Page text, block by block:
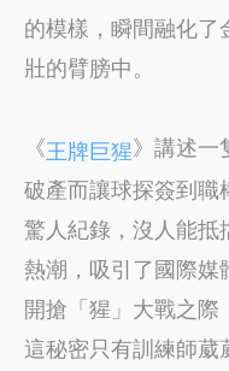
的模樣，瞬間融化
壯的臂膀中。
《王牌巨猩》講述一
破產而讓球探簽到職
驚人紀錄，沒人能抵
熱潮，吸引了國際媒
開搶「猩」大戰之際
這秘密只有訓練師葳